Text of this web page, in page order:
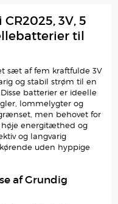
3V, 5
til
sæt af fem kraftfulde 3V
og stabil strøm til en
batterier er ideelle
lommelygter og
men behovet for
høje energitæthed og
og langvarig
uden hyppige
af Grundig